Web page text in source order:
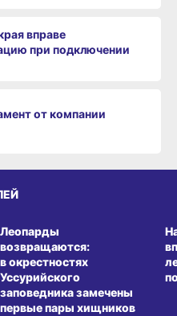
вправе
при подключении
от компании
Леопарды
возвращаются:
в окрестностях
Уссурийского
заповедника замечены
первые пары хищников